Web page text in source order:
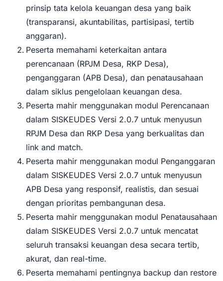
prinsip tata kelola keuangan desa yang baik
(transparansi, akuntabilitas, partisipasi, tertib
anggaran).
Peserta memahami keterkaitan antara
perencanaan (RPJM Desa, RKP Desa),
penganggaran (APB Desa), dan penatausahaan
dalam siklus pengelolaan keuangan desa.
Peserta mahir menggunakan modul Perencanaan
dalam SISKEUDES Versi 2.0.7 untuk menyusun
RPJM Desa dan RKP Desa yang berkualitas dan
link and match.
Peserta mahir menggunakan modul Penganggaran
dalam SISKEUDES Versi 2.0.7 untuk menyusun
APB Desa yang responsif, realistis, dan sesuai
dengan prioritas pembangunan desa.
Peserta mahir menggunakan modul Penatausahaan
dalam SISKEUDES Versi 2.0.7 untuk mencatat
seluruh transaksi keuangan desa secara tertib,
akurat, dan real-time.
Peserta memahami pentingnya backup dan restore